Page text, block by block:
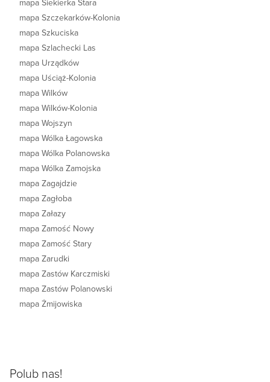
mapa Siekierka Stara
mapa Szczekarków-Kolonia
mapa Szkuciska
mapa Szlachecki Las
mapa Urządków
mapa Uściąż-Kolonia
mapa Wilków
mapa Wilków-Kolonia
mapa Wojszyn
mapa Wólka Łagowska
mapa Wólka Polanowska
mapa Wólka Zamojska
mapa Zagajdzie
mapa Zagłoba
mapa Załazy
mapa Zamość Nowy
mapa Zamość Stary
mapa Zarudki
mapa Zastów Karczmiski
mapa Zastów Polanowski
mapa Żmijowiska
Polub nas!